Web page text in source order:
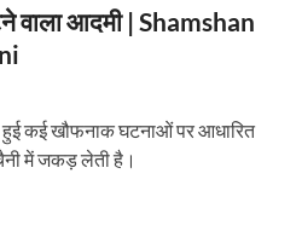
वाला आदमी | Shamshan
कई खौफनाक घटनाओं पर आधारित
में जकड़ लेती है।